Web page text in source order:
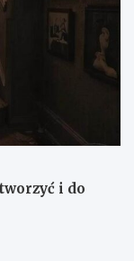
i do